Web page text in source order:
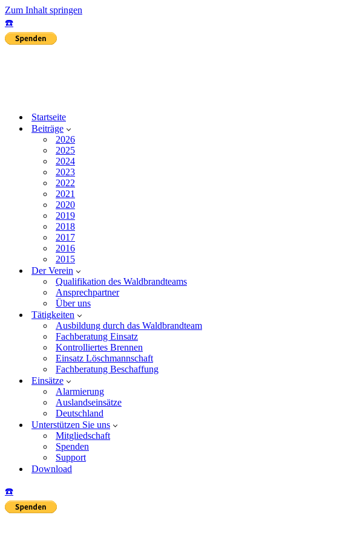
Zum Inhalt springen
☎️
Startseite
Beiträge
2026
2025
2024
2023
2022
2021
2020
2019
2018
2017
2016
2015
Der Verein
Qualifikation des Waldbrandteams
Ansprechpartner
Über uns
Tätigkeiten
Ausbildung durch das Waldbrandteam
Fachberatung Einsatz
Kontrolliertes Brennen
Einsatz Löschmannschaft
Fachberatung Beschaffung
Einsätze
Alarmierung
Auslandseinsätze
Deutschland
Unterstützen Sie uns
Mitgliedschaft
Spenden
Support
Download
☎️